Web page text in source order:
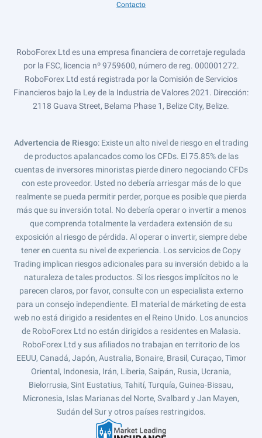
Contacto
RoboForex Ltd es una empresa financiera de corretaje regulada
por la FSC, licencia nº 9759600, número de reg. 000001272.
RoboForex Ltd está registrada por la Comisión de Servicios
Financieros bajo la Ley de la Industria de Valores 2021. Dirección:
2118 Guava Street, Belama Phase 1, Belize City, Belize.
Advertencia de Riesgo: Existe un alto nivel de riesgo en el trading
de productos apalancados como los CFDs. El 75.85% de las
cuentas de inversores minoristas pierde dinero negociando CFDs
con este proveedor. Usted no debería arriesgar más de lo que
realmente se pueda permitir perder, porque es posible que pierda
más que su inversión total. No debería operar o invertir a menos
que comprenda totalmente la verdadera extensión de su
exposición al riesgo de pérdida. Al operar o invertir, siempre debe
tener en cuenta su nivel de experiencia. Los servicios de Copy
Trading implican riesgos adicionales para su inversión debido a la
naturaleza de tales productos. Si los riesgos implícitos no le
parecen claros, por favor, consulte con un especialista externo
para un consejo independiente. El material de márketing de esta
web no está dirigido a residentes en el Reino Unido. Los anuncios
de RoboForex Ltd no están dirigidos a residentes en Malasia.
RoboForex Ltd y sus afiliados no trabajan en territorio de los
EEUU, Canadá, Japón, Australia, Bonaire, Brasil, Curaçao, Timor
Oriental, Indonesia, Irán, Liberia, Saipán, Rusia, Ucrania,
Bielorrusia, Sint Eustatius, Tahití, Turquía, Guinea-Bissau,
Micronesia, Islas Marianas del Norte, Svalbard y Jan Mayen,
Sudán del Sur y otros países restringidos.